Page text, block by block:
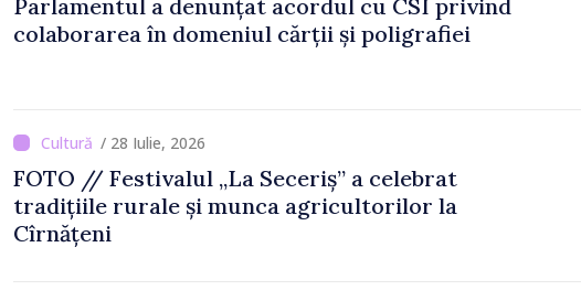
Parlamentul a denunțat acordul cu CSI privind
colaborarea în domeniul cărții și poligrafiei
/ 28 Iulie, 2026
FOTO // Festivalul „La Seceriș” a celebrat
tradițiile rurale și munca agricultorilor la
Cîrnățeni